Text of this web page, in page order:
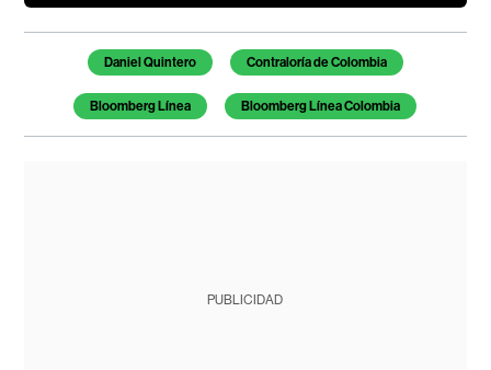
Temas de este artículo
Daniel Quintero Contraloría de Colombia
Bloomberg Línea Bloomberg Línea Colombia
PUBLICIDAD